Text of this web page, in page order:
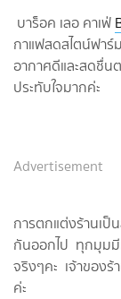
บาร็อค เลอ คาเฟ่
กาแฟสดสไตน์ฟา
อากาศดีและสดชื่น
ประทับใจมากค่ะ
Advertisement
การตกแต่งร้านเ
กันออกไป ทุกมุมมี
จริงๆคะ เจ้าของ
ค่ะ